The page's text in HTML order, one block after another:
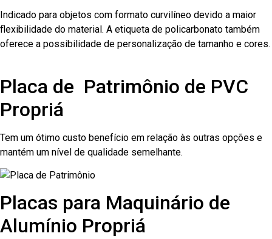
Indicado para objetos com formato curvilíneo devido a maior
flexibilidade do material. A etiqueta de policarbonato também
oferece a possibilidade de personalização de tamanho e cores.
Placa de Patrimônio de PVC
Propriá
Tem um ótimo custo benefício em relação às outras opções e
mantém um nível de qualidade semelhante.
Placas para Maquinário de
Alumínio Propriá